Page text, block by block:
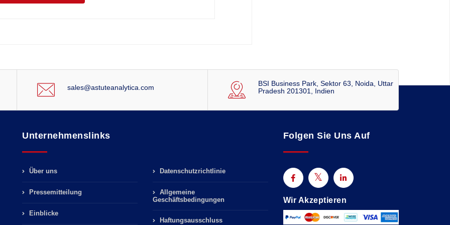
sales@astuteanalytica.com
BSI Business Park, Sektor 63, Noida, Uttar
Pradesh 201301, Indien
Unternehmenslinks
Über uns
Pressemitteilung
Einblicke
Datenschutzrichtlinie
Allgemeine
Geschäftsbedingungen
Haftungsausschluss
Folgen Sie Uns Auf
Wir Akzeptieren